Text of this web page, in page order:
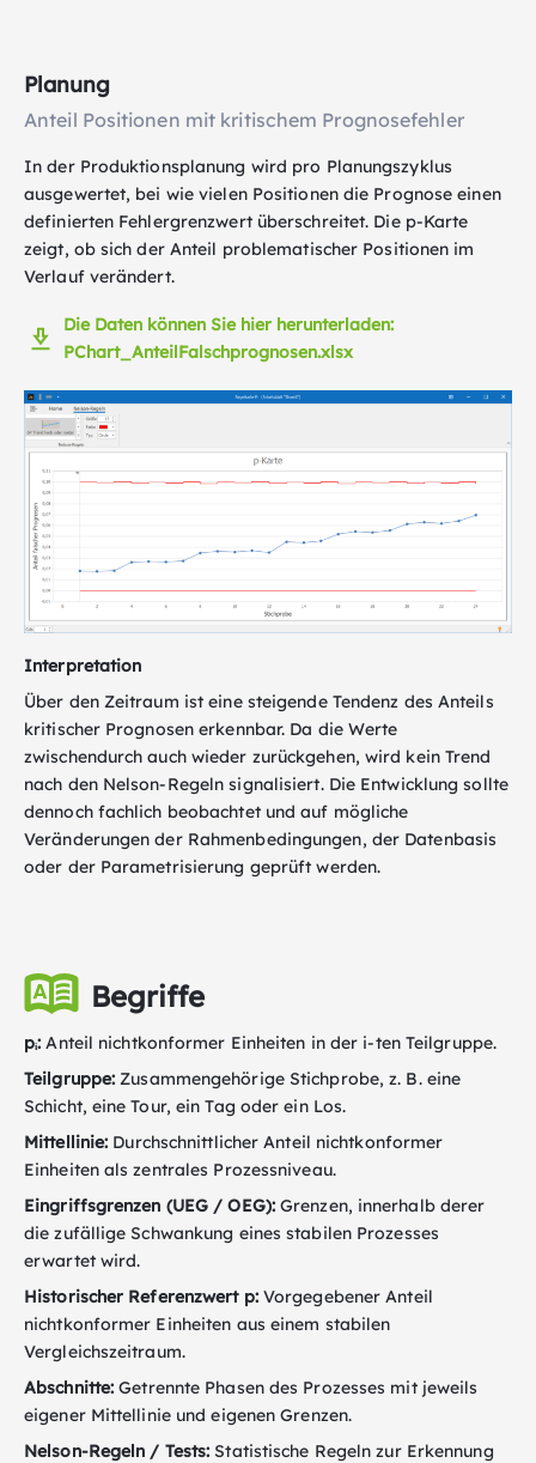
Planung
Anteil Positionen mit kritischem Prognosefehler
In der Produktionsplanung wird pro Planungszyklus
ausgewertet, bei wie vielen Positionen die Prognose einen
definierten Fehlergrenzwert überschreitet. Die p-Karte
zeigt, ob sich der Anteil problematischer Positionen im
Verlauf verändert.
Die Daten können Sie hier herunterladen:
PChart_AnteilFalschprognosen.xlsx
Interpretation
Über den Zeitraum ist eine steigende Tendenz des Anteils
kritischer Prognosen erkennbar. Da die Werte
zwischendurch auch wieder zurückgehen, wird kein Trend
nach den Nelson-Regeln signalisiert. Die Entwicklung sollte
dennoch fachlich beobachtet und auf mögliche
Veränderungen der Rahmenbedingungen, der Datenbasis
oder der Parametrisierung geprüft werden.
Begriffe
pᵢ:Anteil nichtkonformer Einheiten in der i-ten Teilgruppe.
Teilgruppe:Zusammengehörige Stichprobe, z. B. eine
Schicht, eine Tour, ein Tag oder ein Los.
Mittellinie: Durchschnittlicher Anteil nichtkonformer
Einheiten als zentrales Prozessniveau.
Eingriffsgrenzen (UEG / OEG): Grenzen, innerhalb derer
die zufällige Schwankung eines stabilen Prozesses
erwartet wird.
Historischer Referenzwert p: Vorgegebener Anteil
nichtkonformer Einheiten aus einem stabilen
Vergleichszeitraum.
Abschnitte:Getrennte Phasen des Prozesses mit jeweils
eigener Mittellinie und eigenen Grenzen.
Nelson-Regeln / Tests: Statistische Regeln zur Erkennung